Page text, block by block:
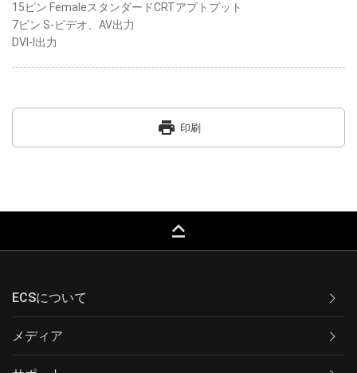
15ピン FemaleスタンダードCRTアプトプット
7ピン S-ビデオ、AV出力
DVI-I出力
print 印刷
keyboard_capslock
ECSについて
メディア